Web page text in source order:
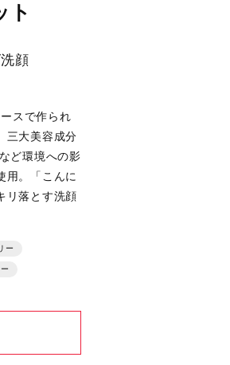
ト
顔
スで作られ
三大美容成分
ど環境への影
用。「こんに
リ落とす洗顔
ー
ー